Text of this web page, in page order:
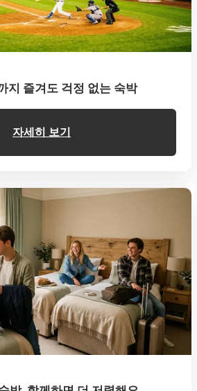
지 즐겨도 걱정 없는 숙박
자세히 보기